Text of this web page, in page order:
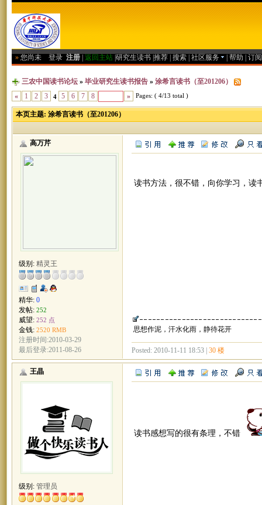
» 您尚未 登录 注册 返回主站 研究生读书 推荐 搜索 社区服务 帮助 订
三农中国读书论坛 » 毕业研究生读书报告 » 涂希言读书（至201206）
«
1 2 3 4 5 6 7 8 » Pages: ( 4/13 total )
本页主题: 涂希言读书（至201206）
高万芹
级别: 精灵王
精华: 0
发帖: 252
威望: 252 点
金钱: 2520 RMB
注册时间:2010-03-29
最后登录:2011-08-26
读书方法，很不错，向你学习，读
思想作泥，汗水化雨，静待花开
Posted: 2010-11-11 18:53 | 30 楼
王晶
级别: 管理员
读书感想写的很有条理，不错